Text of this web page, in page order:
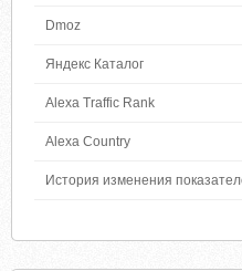
Dmoz
Яндекс Каталог
Alexa Traffic Rank
Alexa Country
История изменения